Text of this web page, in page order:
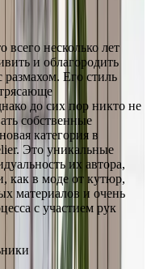
всего несколько лет
и облагородить
размахом. Его стиль
до сих пор никто не
собственные
категория в
Это уникальные
их автора,
как в моде от кутюр,
материалов и очень
с участием рук